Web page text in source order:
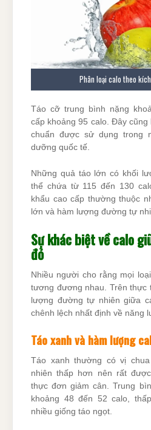
Phân loại calo theo
Táo cỡ trung bình nặng
cấp khoảng 95 calo. Đây
chuẩn được sử dụng trong
dưỡng quốc tế.
Những quả táo lớn có khối
thể chứa từ 115 đến 130
khẩu cao cấp thường thuộc
lớn và hàm lượng đường tự
Sự khác biệt về calo
đỏ
Nhiều người cho rằng mọi
tương đương nhau. Trên thực
lượng đường tự nhiên giữa
chênh lệch nhất định về năng
Táo xanh và hàm lượng
Táo xanh thường có vị
nhiên thấp hơn nên rất
thực đơn giảm cân. Trung
khoảng 48 đến 52 calo,
nhiều giống táo ngọt.